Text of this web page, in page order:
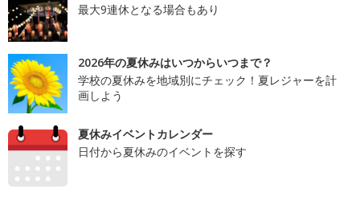
最大9連休となる場合もあり
2026年の夏休みはいつからいつまで？
学校の夏休みを地域別にチェック！夏レジャーを計
画しよう
夏休みイベントカレンダー
日付から夏休みのイベントを探す